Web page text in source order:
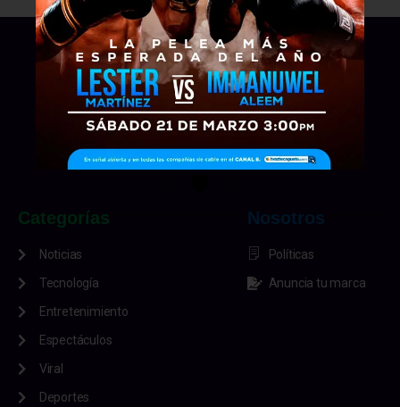
Categorías
Noticias
Tecnología
Entretenimiento
Espectáculos
Viral
Deportes
Nosotros
Políticas
Anuncia tu marca